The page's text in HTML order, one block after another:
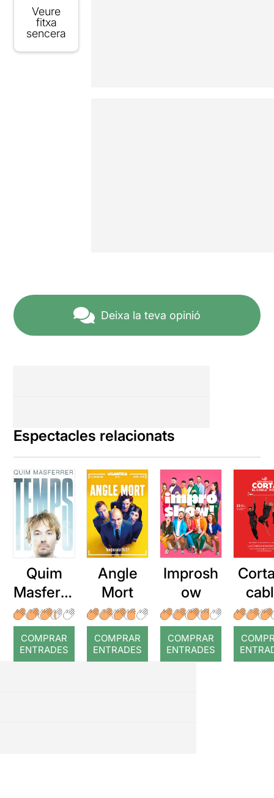
Veure
fitxa
sencera
Deixa la teva opinió
Espectacles relacionats
Quim
Masferre
r: Temps
COMPRAR
ENTRADES
Angle
Mort
COMPRAR
ENTRADES
Improsh
ow
COMPRAR
ENTRADES